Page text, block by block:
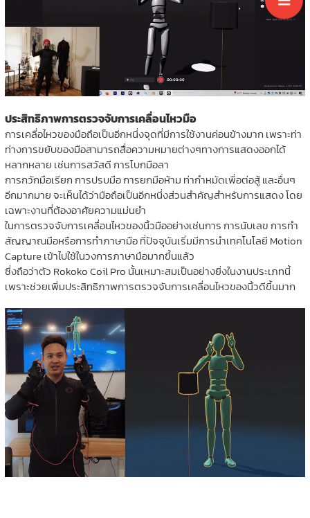
ประสิทธิภาพการตรวจจับการเคลื่อนไหวมือ
การเคลื่อไหวของมือถือเป็นอีกหนึ่งจุดที่มีการใช้งานค่อนข้างมาก เพราะท่า
ท่างการขยับของมือสามารถสื่อความหมายต่างๆทางการแสดงออกได้
หลากหลาย เช่นการสวัสดี การโบกมือลา
การกวักมือเรียก การปรบมือ การยกมือห้าม ท่ากำหมัดเพื่อต่อสู้ และอื่นๆ
อีกมากมาย จะเห็นได้ว่ามือถือเป็นอีกหนึ่งส่วนสำคัญสำหรับการแสดง โดย
เฉพาะงานที่ต้องอาศัยความแม่นยำ
ในการตรวจจับการเคลื่อนไหวของนิ้วมืออย่างเช่นการ การนับเลข การทำ
สัญญาณมือหรือการทำภาษามือ ที่ปัจจุบันเริ่มมีการนำเทคโนโลยี Motion
Capture เข้าไปใช้ในวงการภาษามือมากขึ้นแล้ว
ซึ่งถือว่าตัว Rokoko Coil Pro นั้นเหมาะสมเป็นอย่างยิ่งในงานประเภทนี้
เพราะช่วยเพิ่มประสิทธิภาพการตรวจจับการเคลื่อนไหวของนิ้วดีขึ้นมาก